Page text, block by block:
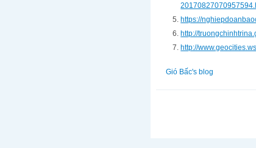
https://
http://
http://
Gió Bấc's blog